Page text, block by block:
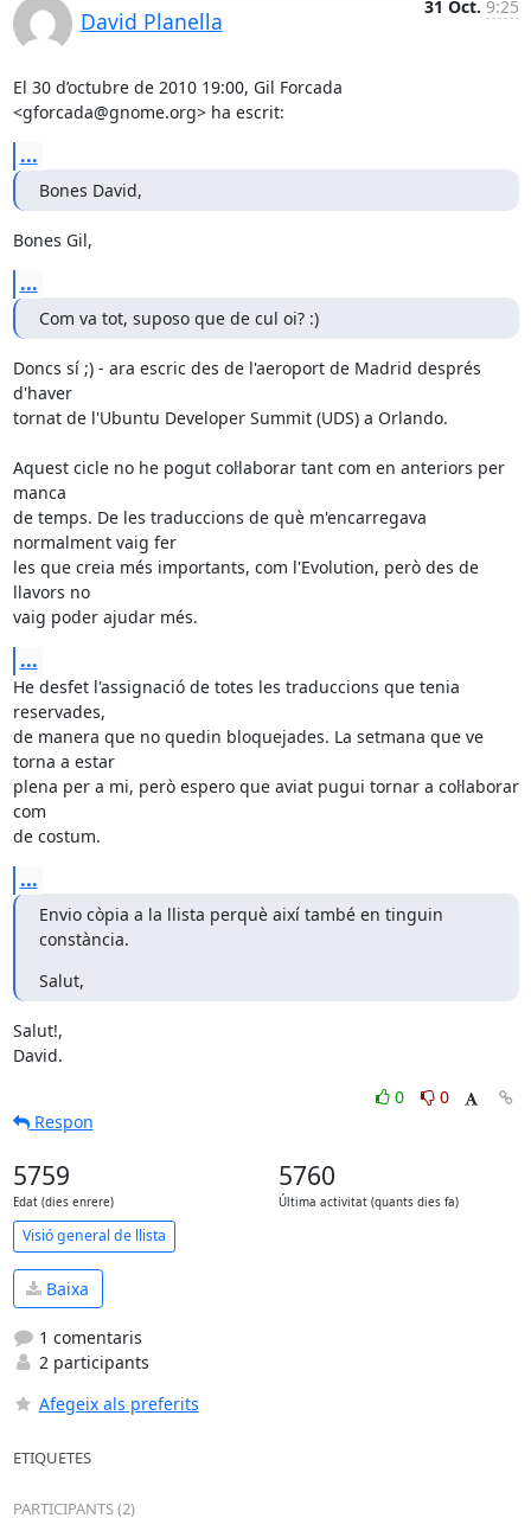
David Planella
31 Oct. 9:25
El 30 d’octubre de 2010 19:00, Gil Forcada
<gforcada@gnome.org> ha escrit:
...
Bones David,
Bones Gil,
...
Com va tot, suposo que de cul oi? :)
Doncs sí ;) - ara escric des de l'aeroport de Madrid després
d'haver
tornat de l'Ubuntu Developer Summit (UDS) a Orlando.
Aquest cicle no he pogut col·laborar tant com en anteriors per
manca
de temps. De les traduccions de què m'encarregava
normalment vaig fer
les que creia més importants, com l'Evolution, però des de
llavors no
vaig poder ajudar més.
...
He desfet l'assignació de totes les traduccions que tenia
reservades,
de manera que no quedin bloquejades. La setmana que ve
torna a estar
plena per a mi, però espero que aviat pugui tornar a col·laborar
com
de costum.
...
Envio còpia a la llista perquè així també en tinguin
constància.
Salut,
Salut!,
David.
0
0
Respon
5759
Edat (dies enrere)
5760
Última activitat (quants dies fa)
Visió general de llista
Baixa
1 comentaris
2 participants
Afegeix als preferits
ETIQUETES
PARTICIPANTS (2)